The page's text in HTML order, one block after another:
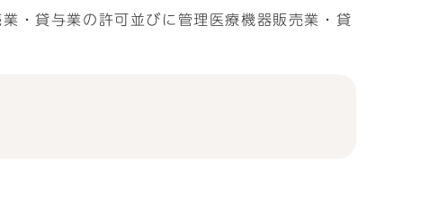
・貸与業の許可並びに管理医療機器販売業・貸